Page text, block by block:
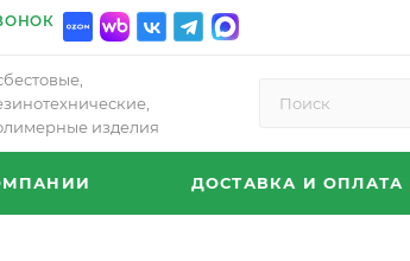
изделия
ДОСТАВКА И ОПЛАТА